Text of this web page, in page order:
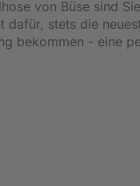
von Büse sind Sie
dafür, stets die
bekommen - eine